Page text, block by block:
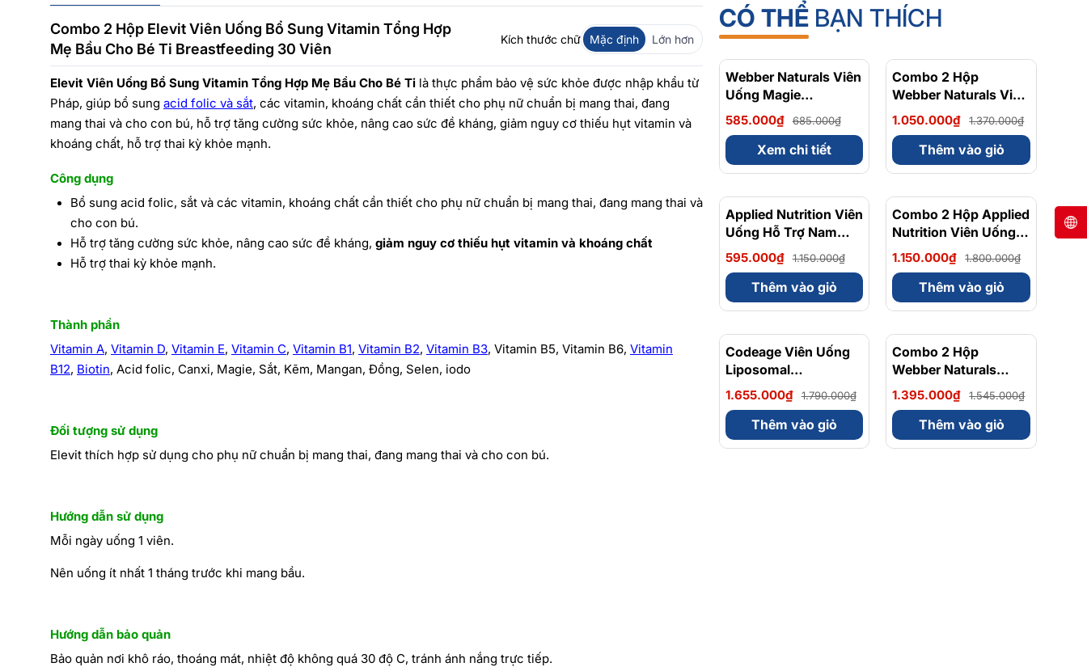
Combo 2 Hộp Elevit Viên Uống Bổ Sung Vitamin Tổng Hợp
Mẹ Bầu Cho Bé Ti Breastfeeding 30 Viên
Kích thước chữ Mặc định Lớn hơn
Elevit Viên Uống Bổ Sung Vitamin Tổng Hợp Mẹ Bầu Cho Bé Ti là thực phẩm bảo vệ sức khỏe được nhập khẩu từ
Pháp, giúp bổ sung acid folic và sắt, các vitamin, khoáng chất cần thiết cho phụ nữ chuẩn bị mang thai, đang
mang thai và cho con bú, hỗ trợ tăng cường sức khỏe, nâng cao sức đề kháng, giảm nguy cơ thiếu hụt vitamin và
khoáng chất, hỗ trợ thai kỳ khỏe mạnh.
Công dụng
Bổ sung acid folic, sắt và các vitamin, khoáng chất cần thiết cho phụ nữ chuẩn bị mang thai, đang mang thai và
cho con bú.
Hỗ trợ tăng cường sức khỏe, nâng cao sức đề kháng, giảm nguy cơ thiếu hụt vitamin và khoáng chất
Hỗ trợ thai kỳ khỏe mạnh.
Thành phần
Vitamin A, Vitamin D, Vitamin E, Vitamin C, Vitamin B1, Vitamin B2, Vitamin B3, Vitamin B5, Vitamin B6, Vitamin
B12, Biotin, Acid folic, Canxi, Magie, Sắt, Kẽm, Mangan, Đồng, Selen, iodo
Đối tượng sử dụng
Elevit thích hợp sử dụng cho phụ nữ chuẩn bị mang thai, đang mang thai và cho con bú.
Hướng dẫn sử dụng
Mỗi ngày uống 1 viên.
Nên uống ít nhất 1 tháng trước khi mang bầu.
Hướng dẫn bảo quản
Bảo quản nơi khô ráo, thoáng mát, nhiệt độ không quá 30 độ C, tránh ánh nắng trực tiếp.
CÓ THỂBẠN THÍCH
- 15%
Webber Naturals Viên
Uống Magie
Magnesium
Bisglycinate 200mg -
Chính Ngạch Canada,
Xuất VAT
585.000₫ 685.000₫
Xem chi tiết
Combo 2 Hộp
Webber Naturals Viên
Uống Magie Dễ Dàng
Hấp Làm Dịu Nhẹ Cho
Hệ Tiêu Hóa
Magnesium
Hộp 120 Viên
1.050.000₫ 1.370.000₫
Thêm vào giỏ
- 48%
Applied Nutrition Viên
Uống Hỗ Trợ Nam
Giới 120 viên - Chính
Ngạch Anh Quốc, Bán
Chạy (Số Lượng
Không Nhiều - Sắp
595.000₫ 1.150.000₫
Thêm vào giỏ
- 36%
Combo 2 Hộp Applied
Nutrition Viên Uống
Hỗ Trợ Nam Giới 120
viên
1.150.000₫ 1.800.000₫
Thêm vào giỏ
- 8%
Codeage Viên Uống
Liposomal
Magnesium Magie
Glycinate Hữu Cơ
240 Viên - Chính
Ngạch Mỹ, Xuất VAT
1.655.000₫ 1.790.000₫
Thêm vào giỏ
Combo 2 Hộp
Webber Naturals
Omega 3 900mg
EPA/DHA Và
Magnesium
Bisglycinate 200mg
1.395.000₫ 1.545.000₫
Thêm vào giỏ